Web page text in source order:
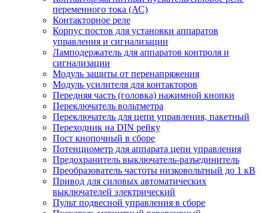
переменного тока (АС)
Контакторное реле
Корпус постов для установки аппаратов
управления и сигнализации
Ламподержатель для аппаратов контроля и
сигнализации
Модуль защиты от перенапряжения
Модуль усилителя для контакторов
Передняя часть (головка) нажимной кнопки
Переключатель вольтметра
Переключатель для цепи управления, пакетный
Переходник на DIN рейку
Пост кнопочный в сборе
Потенциометр для аппарата цепи управления
Предохранитель выключатель-разъединитель
Преобразователь частоты низковольтный до 1 кВ
Привод для силовых автоматических
выключателей электрический
Пульт подвесной управления в сборе